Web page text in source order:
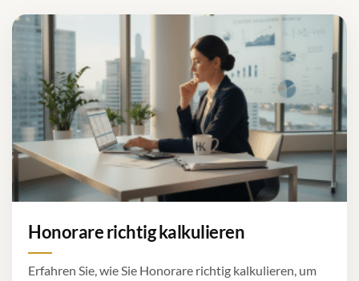
Honorare richtig kalkulieren
Erfahren Sie, wie Sie Honorare richtig kalkulieren, um